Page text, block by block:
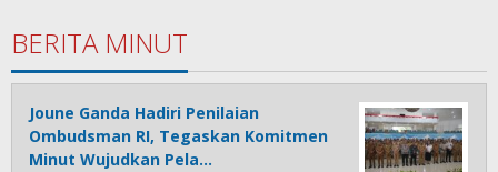
BERITA MINUT
Joune Ganda Hadiri Penilaian
Ombudsman RI, Tegaskan Komitmen
Minut Wujudkan Pela…